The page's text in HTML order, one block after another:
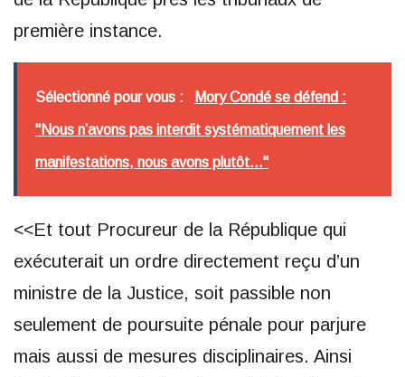
première instance.
Sélectionné pour vous : Mory Condé se défend :
"Nous n’avons pas interdit systématiquement les
manifestations, nous avons plutôt..."
<<Et tout Procureur de la République qui
exécuterait un ordre directement reçu d’un
ministre de la Justice, soit passible non
seulement de poursuite pénale pour parjure
mais aussi de mesures disciplinaires. Ainsi